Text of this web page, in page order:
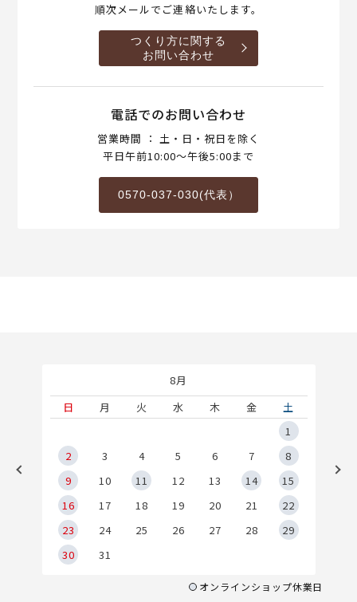
順次メールでご連絡いたします。
つくり方に関する
お問い合わせ
電話でのお問い合わせ
営業時間 ： 土・日・祝日を除く
平日午前10:00～午後5:00まで
0570-037-030(代表）
8月
日
月 火 水 木 金
土
1
2
3 4 5 6 7
8
9
10 11 12 13 14
15
16
17 18 19 20 21
22
23
24 25 26 27 28
29
30
31
オンラインショップ休業日